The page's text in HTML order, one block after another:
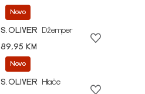
Novo
S.OLIVER
Džemper
89,95 KM
Novo
S.OLIVER
Hlače